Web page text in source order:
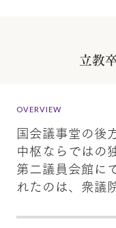
立教
OVERVIEW
国会議事堂の後
中枢ならではの
第二議員会館に
れたのは、衆議